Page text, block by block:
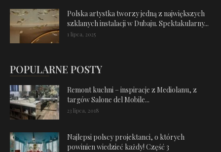
Polska artystka tworzy jedną z największych
szklanych instalacji w Dubaju. Spektakularny...
1 lipca, 2025
POPULARNE POSTY
Remont kuchni – inspiracje z Mediolanu, z
targów Salone del Mobile...
23 lipca, 2018
Najlepsi polscy projektanci, o których
powinien wiedzieć każdy! Część 3